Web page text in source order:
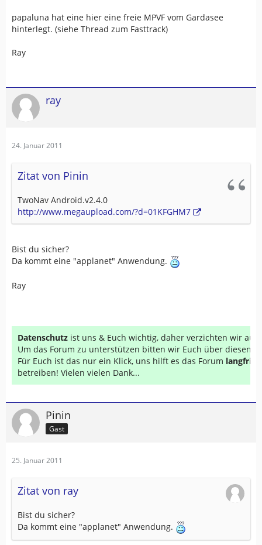
papaluna hat eine hier eine freie MPVF vom Gardasee
hinterlegt. (siehe Thread zum Fasttrack)
Ray
ray
24. Januar 2011
Zitat von Pinin
TwoNav Android.v2.4.0
http://www.megaupload.com/?d=01KFGHM7
Bist du sicher?
Da kommt eine "applanet" Anwendung.
Ray
Datenschutz ist uns & Euch wichtig, daher verzichten wir auf
Um das Forum zu unterstützen bitten wir Euch über diesen
Für Euch ist das nur ein Klick, uns hilft es das Forum
betreiben! Vielen vielen Dank...
Pinin
Gast
25. Januar 2011
Zitat von ray
Bist du sicher?
Da kommt eine "applanet" Anwendung.